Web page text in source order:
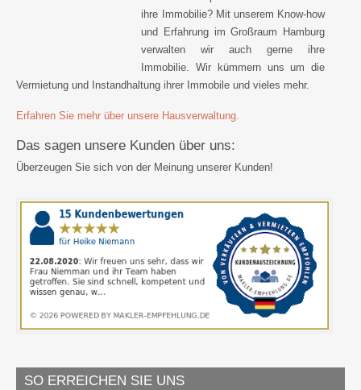
ihre Immobilie? Mit unserem Know-how
und Erfahrung im Großraum Hamburg
verwalten wir auch gerne ihre
Immobilie. Wir kümmern uns um die
Vermietung und Instandhaltung ihrer Immobile und vieles mehr.
Erfahren Sie mehr über unsere Hausverwaltung.
Das sagen unsere Kunden über uns:
Überzeugen Sie sich von der Meinung unserer Kunden!
SO ERREICHEN SIE UNS